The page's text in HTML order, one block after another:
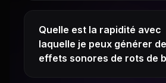
Quelle est la rapidité avec
laquelle je peux générer
effets sonores de rots de